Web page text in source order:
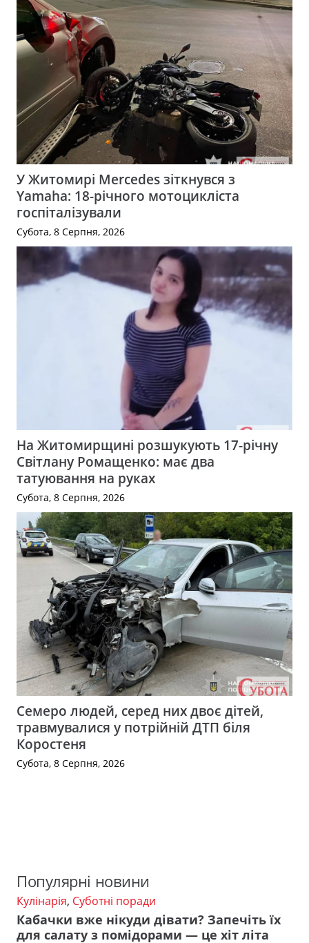
У Житомирі Mercedes зіткнувся з
Yamaha: 18-річного мотоцикліста
госпіталізували
Субота, 8 Серпня, 2026
На Житомирщині розшукують 17-річну
Світлану Ромащенко: має два
татуювання на руках
Субота, 8 Серпня, 2026
Семеро людей, серед них двоє дітей,
травмувалися у потрійній ДТП біля
Коростеня
Субота, 8 Серпня, 2026
Популярні новини
Кулінарія, Суботні поради
Кабачки вже нікуди дівати? Запечіть їх
для салату з помідорами — це хіт літа